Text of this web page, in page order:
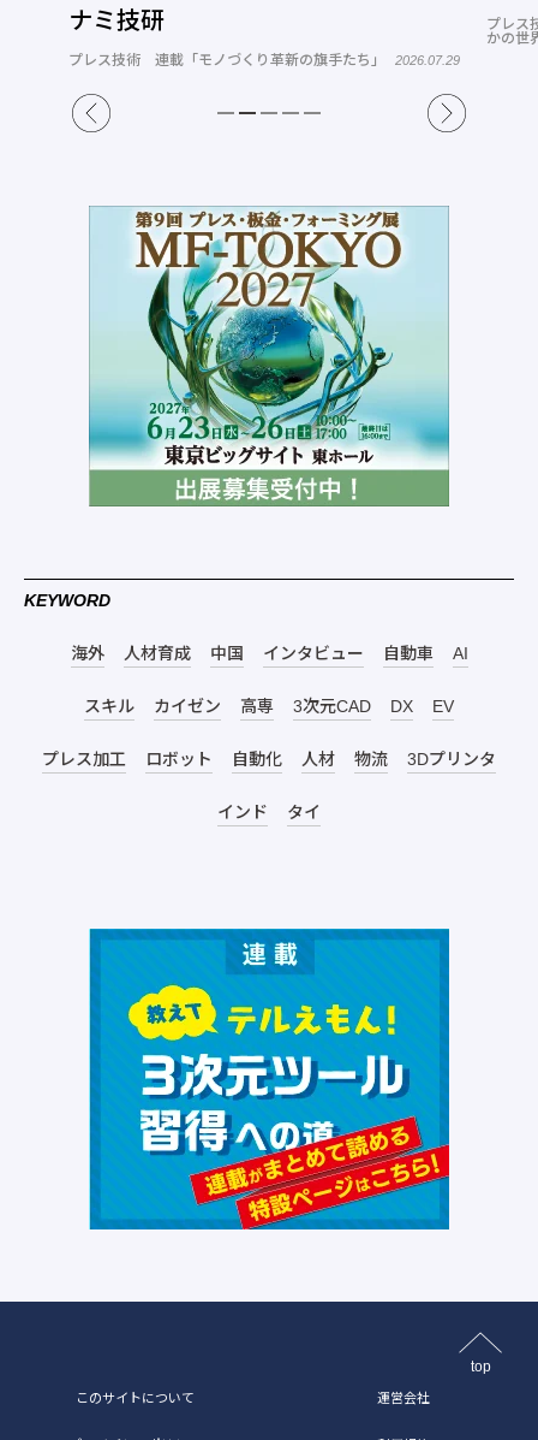
プレス技術 連載「世界のなかの日本、日本のな
型技術
KEYWORD
海外 人材育成 中国 インタビュー 自動車 AI
スキル カイゼン 高専 3次元CAD DX EV
プレス加工 ロボット 自動化 人材 物流 3Dプリンタ
インド タイ
top
このサイトについて 運営会社